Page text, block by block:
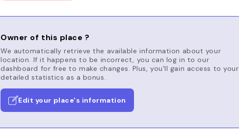
Owner of this place ?
We automatically retrieve the available information about your
location. If it happens to be incorrect, you can log in to our
dashboard for free to make changes. Plus, you'll gain access to your
detailed statistics as a bonus.
Edit your place's information